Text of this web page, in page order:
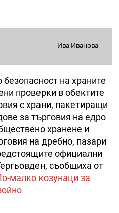
Ива Иванова
на храните
проверки в обектите
с храни, пакетиращи
за търговия на едро
хранене и
на дребно, пазари
официални
съобщиха от
малко козунаци за